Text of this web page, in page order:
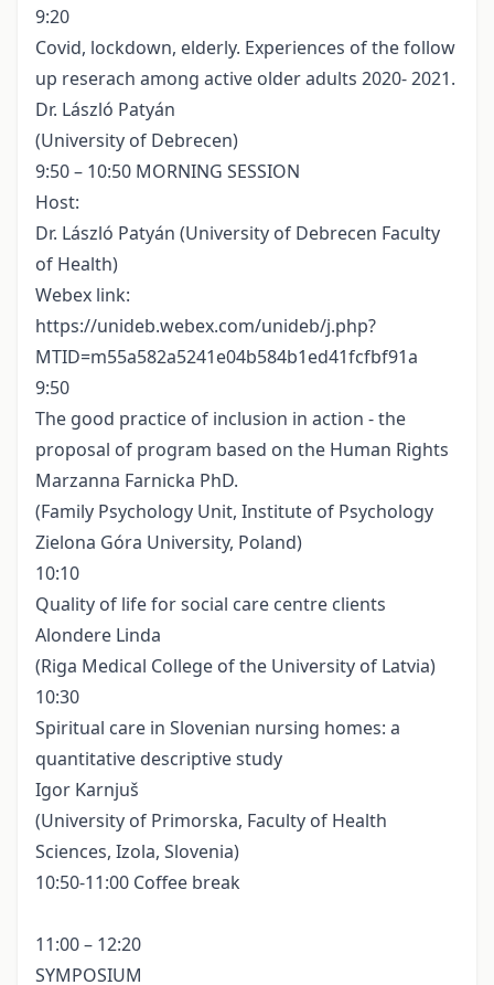
9:20
Covid, lockdown, elderly. Experiences of the follow
up reserach among active older adults 2020- 2021.
Dr. László Patyán
(University of Debrecen)
9:50 – 10:50 MORNING SESSION
Host:
Dr. László Patyán (University of Debrecen Faculty
of Health)
Webex link:
https://unideb.webex.com/unideb/j.php?
MTID=m55a582a5241e04b584b1ed41fcfbf91a
9:50
The good practice of inclusion in action - the
proposal of program based on the Human Rights
Marzanna Farnicka PhD.
(Family Psychology Unit, Institute of Psychology
Zielona Góra University, Poland)
10:10
Quality of life for social care centre clients
Alondere Linda
(Riga Medical College of the University of Latvia)
10:30
Spiritual care in Slovenian nursing homes: a
quantitative descriptive study
Igor Karnjuš
(University of Primorska, Faculty of Health
Sciences, Izola, Slovenia)
10:50-11:00 Coffee break
11:00 – 12:20
SYMPOSIUM